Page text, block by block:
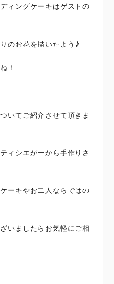
ィングケーキはゲストの
のお花を描いたよう♪
！
いてご紹介させて頂きま
ィシエが一から手作りさ
ーキやお二人ならではの
いましたらお気軽にご相